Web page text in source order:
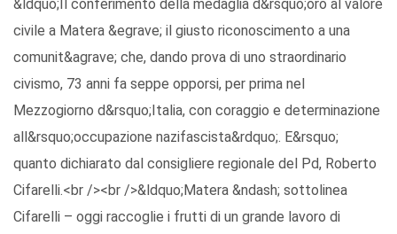
&ldquo;Il conferimento della medaglia d&rsquo;oro al valore
civile a Matera &egrave; il giusto riconoscimento a una
comunit&agrave; che, dando prova di uno straordinario
civismo, 73 anni fa seppe opporsi, per prima nel
Mezzogiorno d&rsquo;Italia, con coraggio e determinazione
all&rsquo;occupazione nazifascista&rdquo;. E&rsquo;
quanto dichiarato dal consigliere regionale del Pd, Roberto
Cifarelli.<br /><br />&ldquo;Matera &ndash; sottolinea
Cifarelli – oggi raccoglie i frutti di un grande lavoro di